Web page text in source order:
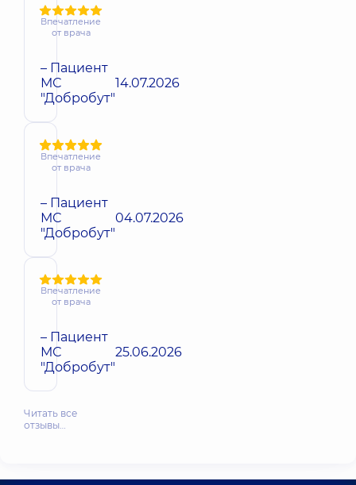
Впечатление
от врача
– Пациент
МС
"Добробут"
14.07.2026
Впечатление
от врача
– Пациент
МС
"Добробут"
04.07.2026
Впечатление
от врача
– Пациент
МС
"Добробут"
25.06.2026
Читать все
отзывы…